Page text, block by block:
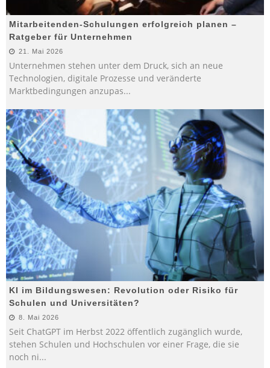
Mitarbeitenden-Schulungen erfolgreich planen –
Ratgeber für Unternehmen
21. Mai 2026
Unternehmen stehen unter dem Druck, sich an neue
Technologien, digitale Prozesse und veränderte
Marktbedingungen anzupas...
KI im Bildungswesen: Revolution oder Risiko für
Schulen und Universitäten?
8. Mai 2026
Seit ChatGPT im Herbst 2022 öffentlich zugänglich wurde,
stehen Schulen und Hochschulen vor einer Frage, die sie
noch ni...